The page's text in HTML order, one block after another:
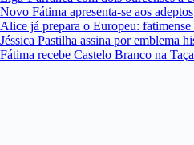
Novo Fátima apresenta-se aos adeptos
Alice já prepara o Europeu: fatimense
Jéssica Pastilha assina por emblema
Fátima recebe Castelo Branco na